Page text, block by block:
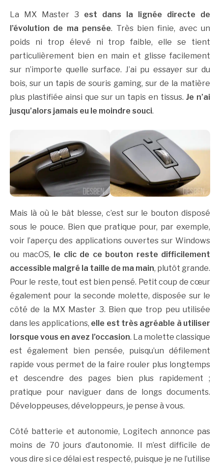
La MX Master 3 est dans la lignée directe de
l’évolution de ma pensée. Très bien finie, avec un
poids ni trop élevé ni trop faible, elle se tient
particulièrement bien en main et glisse facilement
sur n’importe quelle surface. J’ai pu essayer sur du
bois, sur un tapis de souris gaming, sur de la matière
plus plastifiée ainsi que sur un tapis en tissus. Je n’ai
jusqu’alors jamais eu le moindre souci.
Mais là où le bât blesse, c’est sur le bouton disposé
sous le pouce. Bien que pratique pour, par exemple,
voir l’aperçu des applications ouvertes sur Windows
ou macOS, le clic de ce bouton reste difficilement
accessible malgré la taille de ma main, plutôt grande.
Pour le reste, tout est bien pensé. Petit coup de cœur
également pour la seconde molette, disposée sur le
côté de la MX Master 3. Bien que trop peu utilisée
dans les applications, elle est très agréable à utiliser
lorsque vous en avez l’occasion. La molette classique
est également bien pensée, puisqu’un défilement
rapide vous permet de la faire rouler plus longtemps
et descendre des pages bien plus rapidement ;
pratique pour naviguer dans de longs documents.
Développeuses, développeurs, je pense à vous.
Côté batterie et autonomie, Logitech annonce pas
moins de 70 jours d’autonomie. Il m’est difficile de
vous dire si ce délai est respecté, puisque je ne l’utilise